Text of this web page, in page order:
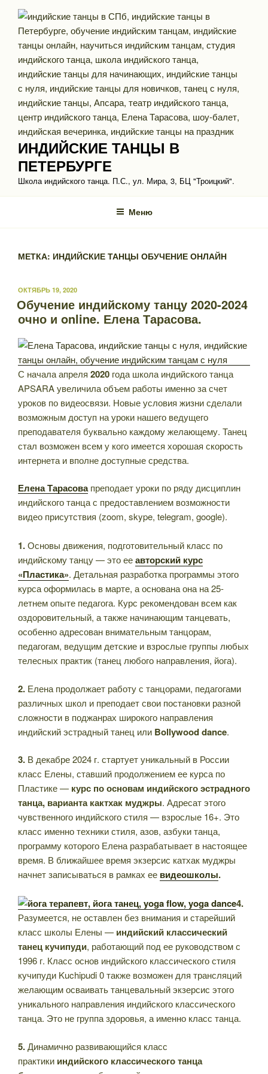
Перейти
содержимому
ИНДИЙСКИЕ ТАНЦЫ В
ПЕТЕРБУРГЕ
Школа индийского танца. П.С., ул. Мира, 3, БЦ "Троицкий".
Меню
МЕТКА: ИНДИЙСКИЕ ТАНЦЫ ОБУЧЕНИЕ ОНЛАЙН
ОПУБЛИКОВАНО
ОКТЯБРЬ 19, 2020
Обучение индийскому танцу 2020-2024
очно и online. Елена Тарасова.
С начала апреля 2020 года школа индийского танца
APSARA увеличила объем работы именно за счет
уроков по видеосвязи. Новые условия жизни сделали
возможным доступ на уроки нашего ведущего
преподавателя буквально каждому желающему. Танец
стал возможен всем у кого имеется хорошая скорость
интернета и вполне доступные средства.
Елена Тарасовапреподает уроки по ряду дисциплин
индийского танца с предоставлением возможности
видео присутствия (zoom, skype, telegram, google).
1.Основы движения, подготовительный класс по
индийскому танцу — это ееавторский курс
«Пластика». Детальная разработка программы этого
курса оформилась в марте, а основана она на 25-
летнем опыте педагога. Курс рекомендован всем как
оздоровительный, а также начинающим танцевать,
особенно адресован внимательным танцорам,
педагогам, ведущим детские и взрослые группы любых
телесных практик (танец любого направления, йога).
2. Елена продолжает работу с танцорами, педагогами
различных школ и преподает свои постановки разной
сложности в поджанрах широкого направления
индийский эстрадный танец или Bollywood dance.
3. В декабре 2024 г. стартует уникальный в России
класс Елены, ставший продолжением ее курса по
Пластике — курс по основам индийского эстрадного
танца, варианта кактхак муджры. Адресат этого
чувственного индийского стиля — взрослые 16+. Это
класс именно техники стиля, азов, азбуки танца,
программу которого Елена разрабатывает в настоящее
время. В ближайшее время экзерсис катхак муджры
начнет записываться в рамках ее видеошколы.
4.
Разумеется, не оставлен без внимания и старейший
класс школы Елены — индийский классический
танец кучипуди, работающий под ее руководством с
1996 г. Класс основ индийского классического стиля
кучипуди Kuchipudi 0 также возможен для трансляций
желающим осваивать танцевальный экзерсис этого
уникального направления индийского классического
танца. Это не группа здоровья, а именно класс танца.
5.Динамично развивающийся класс
практики индийского классического танца